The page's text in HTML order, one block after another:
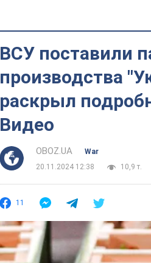
ВСУ поставили
производства
раскрыл
Видео
OBOZ.UA
War
20.11.2024 12:38
10,9 т.
11